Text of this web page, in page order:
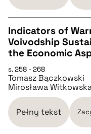
BIBTEX
pobierz cytat
CZYSTY TEKST
pobierz cytat
BIBTEX
Indicators of
Voivodship
the Economic
s. 258 - 268
Tomasz Bączkowski
Mirosława
Pełny tekst